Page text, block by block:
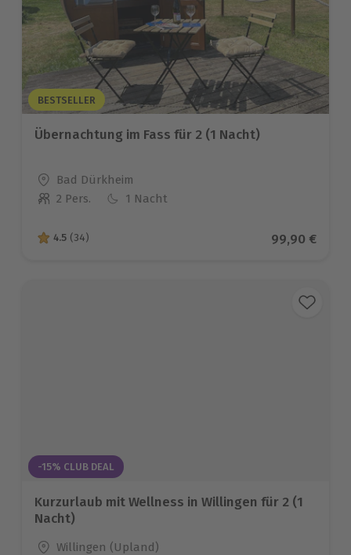
BESTSELLER
Übernachtung im Fass für 2 (1 Nacht)
Standort
Bad Dürkheim
Anzahl der Teilnehmer
2 Pers. 1 Nacht
4.5 von 5 Sternen basierend auf 34 Bewertungen
4.5 (34) Aktueller
99,90 €
-15% CLUB DEAL
Kurzurlaub mit Wellness in Willingen für 2 (1
Nacht)
Standort
Willingen (Upland)